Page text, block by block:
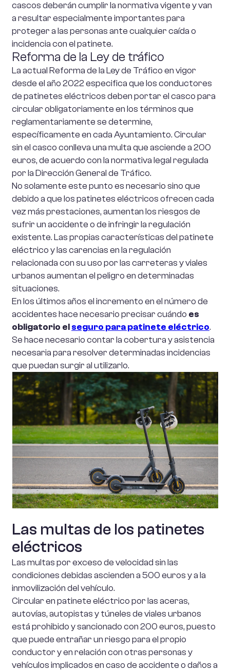
cascos deberán cumplir la normativa vigente y van
a resultar especialmente importantes para
proteger a las personas ante cualquier caída o
incidencia con el patinete.
Reforma de la Ley de tráfico
La actual Reforma de la Ley de Tráfico en vigor
desde el año 2022 especifica que los conductores
de patinetes eléctricos deben portar el casco para
circular obligatoriamente en los términos que
reglamentariamente se determine,
específicamente en cada Ayuntamiento. Circular
sin el casco conlleva una multa que asciende a 200
euros, de acuerdo con la normativa legal regulada
por la Dirección General de Tráfico.
No solamente este punto es necesario sino que
debido a que los patinetes eléctricos ofrecen cada
vez más prestaciones, aumentan los riesgos de
sufrir un accidente o de infringir la regulación
existente. Las propias características del patinete
eléctrico y las carencias en la regulación
relacionada con su uso por las carreteras y viales
urbanos aumentan el peligro en determinadas
situaciones.
En los últimos años el incremento en el número de
accidentes hace necesario precisar cuándo es
obligatorio elseguro para patinete eléctrico.
Se hace necesario contar la cobertura y asistencia
necesaria para resolver determinadas incidencias
que puedan surgir al utilizarlo.
Las multas de los patinetes
eléctricos
Las multas por exceso de velocidad sin las
condiciones debidas ascienden a 500 euros y a la
inmovilización del vehículo.
Circular en patinete eléctrico por las aceras,
autovías, autopistas y túneles de viales urbanos
está prohibido y sancionado con 200 euros, puesto
que puede entrañar un riesgo para el propio
conductor y en relación con otras personas y
vehículos implicados en caso de accidente o daños a